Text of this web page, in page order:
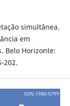
simultânea.
em
Belo Horizonte:
202.